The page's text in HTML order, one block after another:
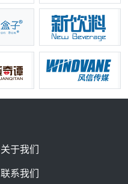
关于我们
联系我们